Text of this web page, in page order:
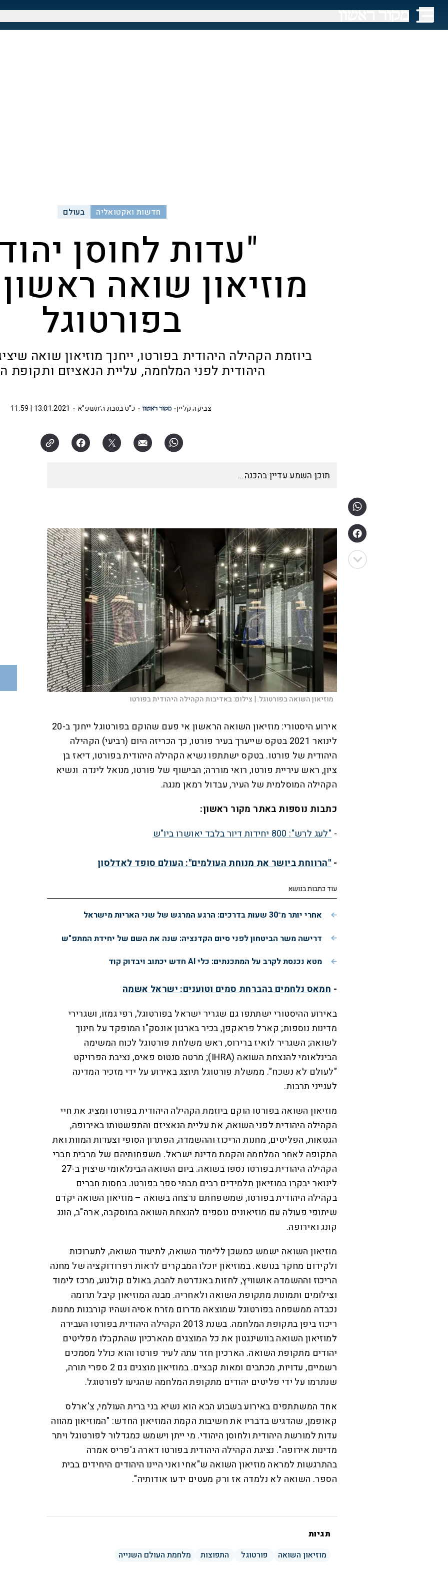
חדשות ואקטואליה בעולם
"עדות לחוסן
מוזיאון שואה
בפורטוגל
ביוזמת הקהילה היהודית בפורטו, ייחנך מוזיאון שואה
היהודית לפני המלחמה, עליית הנאציזם ותקופת
צביקה קליין כ"ט בטבת ה׳תשפ"א 13.01.2021 | 11:59
תוכן השמע עדיין בהכנה...
מוזיאון השואה בפורטוגל. | צילום:באדיבות הקהילה היהודית בפורטו
אירוע היסטורי: מוזיאון השואה הראשון אי פעם שהוקם בפורטוגל ייחנך ב-20
לינואר 2021 בטקס שייערך בעיר פורטו, כך הכריזה היום (רביעי) הקהילה
היהודית של פורטו. בטקס ישתתפו נשיא הקהילה היהודית בפורטו, דיאז בן
ציון, ראש עיריית פורטו, רואי מוררה; הבישוף של פורטו, מנואל לינדה ונשיא
הקהילה המוסלמית של העיר, עבדול רמאן מנגה.
כתבות נוספות באתר מקור ראשון:
- "לעג לרש": 800 יחידות דיור בלבד יאושרו ביו"ש
- "הרווחת ביושר את מנוחת העולמים": העולם סופד לאדלסון
עוד כתבות בנושא
אחרי יותר מ־30 שעות בדרכים: הרגע המרגש של שני האריות מישראל
דרישה משר הביטחון לפני סיום הקדנציה: שנה את השם של יחידת המתפ"ש
מטא נכנסת לקרב על המתכנתים: כלי AI חדש יכתוב ויבדוק קוד
- חמאס נלחמים בהברחת סמים וטוענים: ישראל אשמה
באירוע ההיסטורי ישתתפו גם שגריר ישראל בפורטוגל, רפי גמזו, ושגרירי
מדינות נוספות; קארל פראקפן, בכיר בארגון אונסק"ו המופקד על חינוך
לשואה; השגריר לואיז ברירוס, ראש משלחת פורטוגל לכוח המשימה
הבינלאומי להנצחת השואה (IHRA); מרטה סנטוס פאיס, נציבת הפרויקט
"לעולם לא נשכח". ממשלת פורטוגל תיוצג באירוע על ידי מזכיר המדינה
לענייני תרבות.
מוזיאון השואה בפורטו הוקם ביוזמת הקהילה היהודית בפורטו ומציג את חיי
הקהילה היהודית לפני השואה, את עליית הנאציזם והתפשטותו באירופה,
הגטאות, הפליטים, מחנות הריכוז וההשמדה, הפתרון הסופי וצעדות המוות ואת
התקופה לאחר המלחמה והקמת מדינת ישראל. משפחותיהם של מרבית חברי
הקהילה היהודית בפורטו נספו בשואה. ביום השואה הבינלאומי שיצוין ב-27
לינואר יבקרו במוזיאון תלמידים רבים מבתי ספר בפורטו. בחסות חברים
בקהילה היהודית בפורטו, שמשפחתם נרצחה בשואה – מוזיאון השואה יקדם
שיתופי פעולה עם מוזיאונים נוספים להנצחת השואה במוסקבה, ארה"ב, הונג
קונג ואירופה.
מוזיאון השואה ישמש כמשכן ללימוד השואה, לתיעוד השואה, לתערוכות
ולקידום מחקר בנושא. במוזיאון יוכלו המבקרים לראות רפרודוקציה של מחנה
הריכוז וההשמדה אושוויץ, לחזות באנדרטת להבה, באולם קולנוע, מרכז לימוד
וצילומים ותמונות מתקופת השואה ולאחריה. מבנה המוזיאון קיבל תרומה
נכבדה ממשפחה בפורטוגל שמוצאה מדרום מזרח אסיה ושהיו קורבנות מחנות
ריכוז ביפן בתקופת המלחמה. בשנת 2013 הקהילה היהודית בפורטו העבירה
למוזיאון השואה בוושינגטון את כל המוצגים מהארכיון שהתקבלו מפליטים
יהודים מתקופת השואה. הארכיון חזר עתה לעיר פורטו והוא כולל מסמכים
רשמיים, עדויות, מכתבים ומאות קבצים. במוזיאון מוצגים גם 2 ספרי תורה,
שנתרמו על ידי פליטים יהודים מתקופת המלחמה שהגיעו לפורטוגל.
אחד המשתתפים באירוע בשבוע הבא הוא נשיא בני ברית העולמי, צ'ארלס
קאופמן, שהדגיש בדבריו את חשיבות הקמת המוזיאון החדש: "המוזיאון מהווה
עדות למורשת היהודית ולחוסן היהודי. מי ייתן וישמש כמגדלור לפורטוגל ויתר
מדינות אירופה". נציגת הקהילה היהודית בפורטו דארה ג'פריס אמרה
בהתרגשות למראה מוזיאון השואה ש"אחי ואני היינו היהודים היחידים בבית
הספר. השואה לא נלמדה אז ורק מעטים ידעו אודותיה".
תגיות
מוזיאון השואה
פורטוגל התפוצות מלחמת העולם השנייה